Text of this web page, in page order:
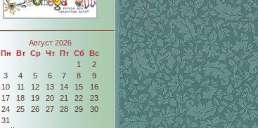
Август 2026
Пн
Вт Ср Чт Пт Сб
Вс
1
2
3
4 5 6 7 8
9
10
11 12 13 14 15
16
17
18 19 20 21 22
23
24
25 26 27 28 29
30
31